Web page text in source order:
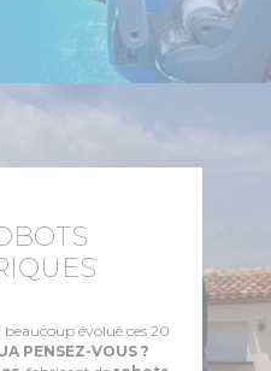
beaucoup évolué ces 20
PENSEZ-VOUS ?